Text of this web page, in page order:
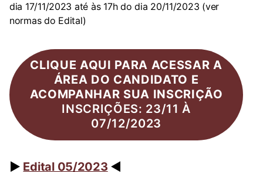
dia 17/11/2023 até às 17h do dia 20/11/2023 (ver
normas do Edital)
CLIQUE AQUI PARA ACESSAR A
ÁREA DO CANDIDATO E
ACOMPANHAR SUA INSCRIÇÃO
INSCRIÇÕES: 23/11 À
07/12/2023
► Edital 05/2023 ◄